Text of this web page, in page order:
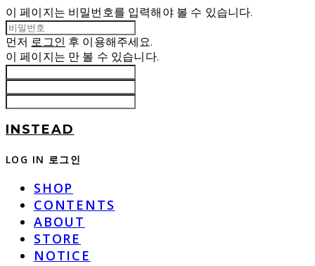
이 페이지는 비밀번호를 입력해야 볼 수 있습니다.
먼저 로그인 후 이용해주세요.
이 페이지는 만 볼 수 있습니다.
INSTEAD
LOG IN 로그인
SHOP
CONTENTS
ABOUT
STORE
NOTICE